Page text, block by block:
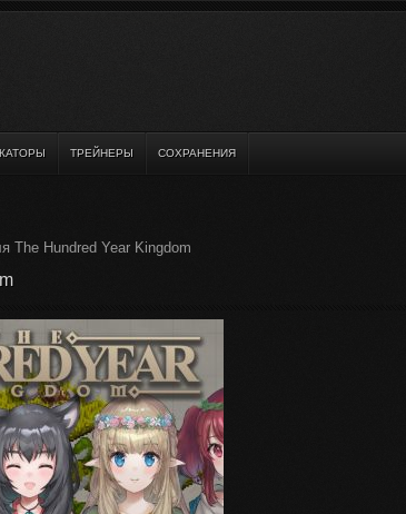
ТРЕЙНЕРЫ СОХРАНЕНИЯ
The Hundred Year Kingdom